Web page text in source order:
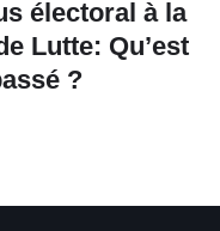
électoral à la
Lutte: Qu’est
?